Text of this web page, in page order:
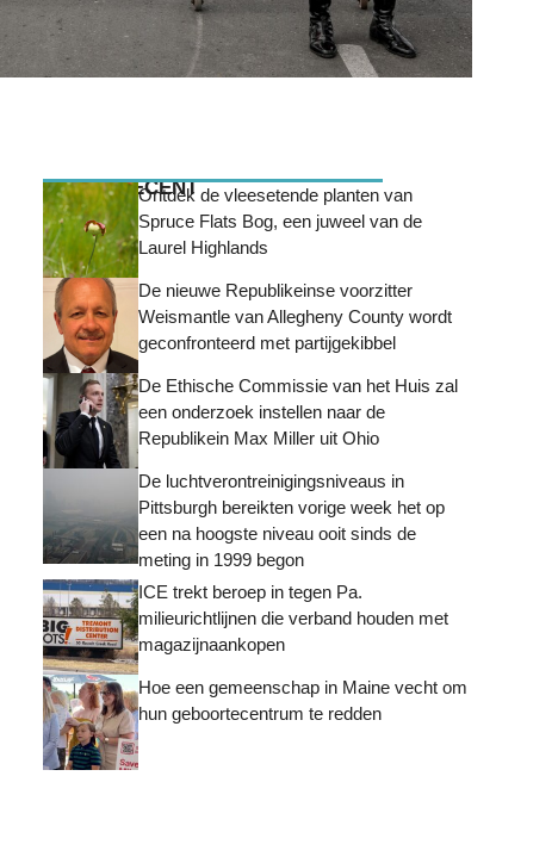
MEEST RECENTOntdek de vleesetende planten van
Spruce Flats Bog, een juweel van de
Laurel Highlands
De nieuwe Republikeinse voorzitter
Weismantle van Allegheny County wordt
geconfronteerd met partijgekibbel
De Ethische Commissie van het Huis zal
een onderzoek instellen naar de
Republikein Max Miller uit Ohio
De luchtverontreinigingsniveaus in
Pittsburgh bereikten vorige week het op
een na hoogste niveau ooit sinds de
meting in 1999 begon
ICE trekt beroep in tegen Pa.
milieurichtlijnen die verband houden met
magazijnaankopen
Hoe een gemeenschap in Maine vecht om
hun geboortecentrum te redden